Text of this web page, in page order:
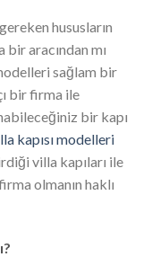
hususların
bir aracından mı
sağlam bir
bir firma ile
bir kapı
kapısı modelleri
villa kapıları ile
olmanın haklı